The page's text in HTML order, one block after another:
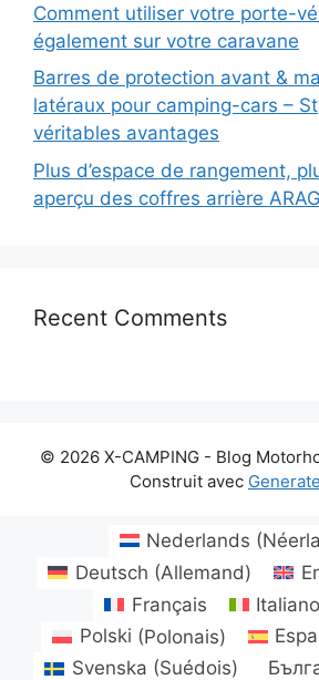
Comment utiliser votre porte-
également sur votre caravane
Barres de protection avant &
latéraux pour camping-cars –
véritables avantages
Plus d’espace de rangement,
aperçu des coffres arrière
Recent Comments
© 2026 X-CAMPING - Blog
Construit avec
Nederlands (
Deutsch (Allemand)
Français
Italiano
Polski (Polonais)
Svenska (Suédois)